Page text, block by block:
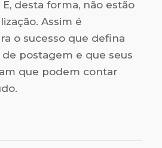
desta forma, não estão
Assim é
o sucesso que defina
postagem e que seus
que podem contar